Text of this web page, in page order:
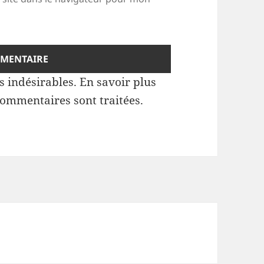
indésirables.En savoir plus
sont traitées.